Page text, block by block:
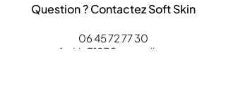
Question ? Contactez Soft Skin
06 45 72 77 30
softskin31830@gmail.com